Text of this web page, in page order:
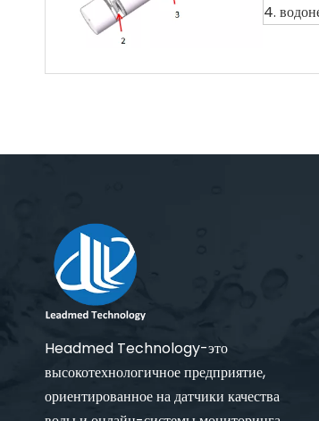
4.
Headmed Technology-это
высокотехнологичное предприятие,
ориентированное на датчики качества